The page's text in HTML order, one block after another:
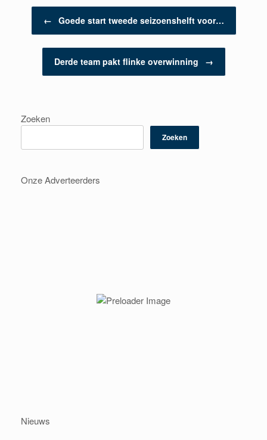
Berichtnavigatie
← Goede start tweede seizoenshelft voor…
Derde team pakt flinke overwinning →
Zoeken
Zoeken
Onze Adverteerders
Nieuws